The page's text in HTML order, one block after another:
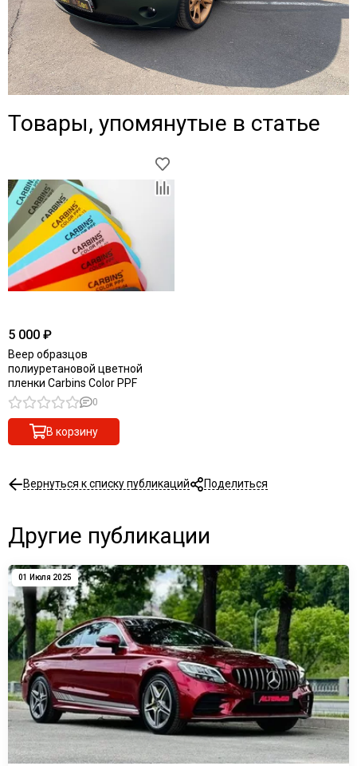
Товары, упомянутые в статье
5 000 ₽
Веер образцов
полиуретановой цветной
пленки Carbins Color PPF
0
В корзину
Вернуться к списку публикаций Поделиться
Другие публикации
01 Июля 2025